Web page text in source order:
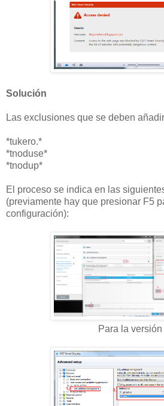
Solución
Las exclusiones que se deben
*tukero.*
*tnoduse*
*tnodup*
El proceso se indica en las
(previamente hay que presionar F5
configuración):
Para la versión